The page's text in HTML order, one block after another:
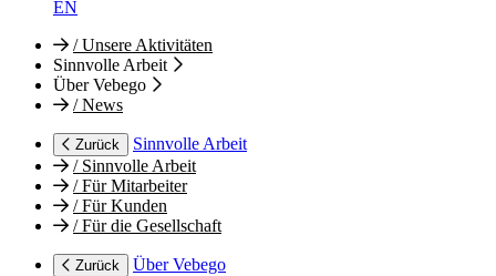
EN
/Unsere Aktivitäten
Sinnvolle Arbeit
Über Vebego
/News
Zurück
Sinnvolle Arbeit
/Sinnvolle Arbeit
/Für Mitarbeiter
/Für Kunden
/Für die Gesellschaft
Zurück
Über Vebego